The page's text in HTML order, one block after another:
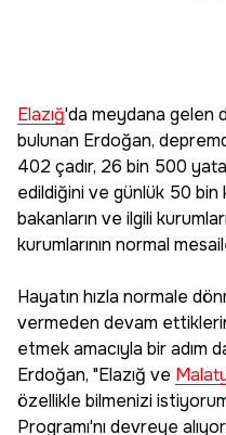
Elazığ'da meydana gelen
bulunan Erdoğan,
402 çadır, 26 bin 500
edildiğini ve günlük 50 bin
bakanların ve ilgili
kurumlarının normal
Hayatın hızla normale
vermeden devam
etmek amacıyla bir adım
Erdoğan, "Elazığ ve
özellikle bilmenizi
Programı'nı devreye